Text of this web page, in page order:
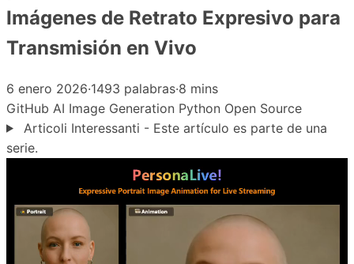
Imágenes de Retrato Expresivo para
Transmisión en Vivo
6 enero 2026·1493 palabras·8 mins
GitHub AI Image Generation Python Open Source
Articoli Interessanti - Este artículo es parte de una
serie.